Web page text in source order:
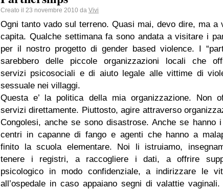
Creato il 23 novembre 2010 da Vivi
Ogni tanto vado sul terreno. Quasi mai, devo dire, ma a
capita. Qualche settimana fa sono andata a visitare i
per il nostro progetto di gender based violence. I
sarebbero delle piccole organizzazioni locali che
servizi psicosociali e di aiuto legale alle vittime di
sessuale nei villaggi.
Questa e’ la politica della mia organizzazione. Non
servizi direttamente. Piuttosto, agire attraverso
Congolesi, anche se sono disastrose. Anche se hanno
centri in capanne di fango e agenti che hanno a
finito la scuola elementare. Noi li istruiamo,
tenere i registri, a raccogliere i dati, a offrire
psicologico in modo confidenziale, a indirizzare le
all’ospedale in caso appaiano segni di valattie vaginali.